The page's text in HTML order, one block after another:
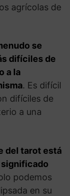
agrícolas de
se
difíciles de
a la
. Es difícil
difíciles de
a una
del tarot está
podemos
en su